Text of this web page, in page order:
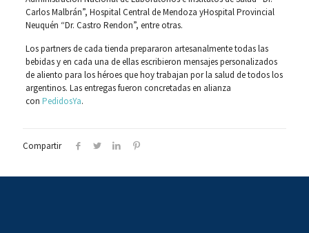
Carlos Malbrán”, Hospital Central de Mendoza yHospital Provincial
Neuquén “Dr. Castro Rendon”, entre otras.
Los partners de cada tienda prepararon artesanalmente todas las
bebidas y en cada una de ellas escribieron mensajes personalizados
de aliento para los héroes que hoy trabajan por la salud de todos los
argentinos. Las entregas fueron concretadas en alianza
con PedidosYa.
Compartir